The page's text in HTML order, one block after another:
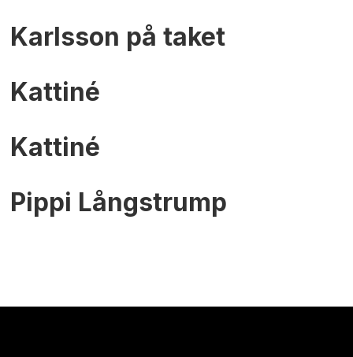
Karlsson på taket
Kattiné
Kattiné
Pippi Långstrump